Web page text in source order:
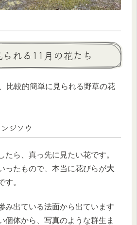
れる11月の花たち
比較的簡単に見られる野草の花
ジソウ
たら、真っ先に見たい花です。
ったもので、本当に花びらが大
す。
み出ている法面から出ています
個体から、写真のような群生ま